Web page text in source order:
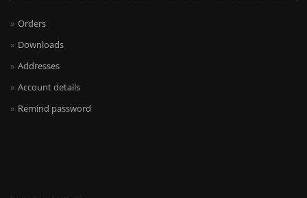
Orders
Downloads
Addresses
Account details
Remind password